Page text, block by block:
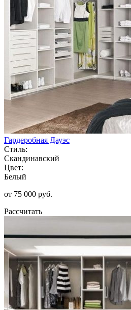
Гардеробная Дауэс
Стиль:
Скандинавский
Цвет:
Белый
от 75 000 руб.
Рассчитать